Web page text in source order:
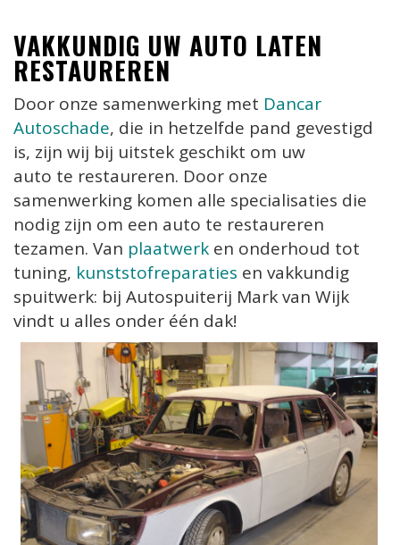
VAKKUNDIG UW AUTO LATEN
RESTAUREREN
Door onze samenwerking met Dancar
Autoschade, die in hetzelfde pand gevestigd
is, zijn wij bij uitstek geschikt om uw
auto te restaureren. Door onze
samenwerking komen alle specialisaties die
nodig zijn om een auto te restaureren
tezamen. Van plaatwerk en onderhoud tot
tuning, kunststofreparaties en vakkundig
spuitwerk: bij Autospuiterij Mark van Wijk
vindt u alles onder één dak!